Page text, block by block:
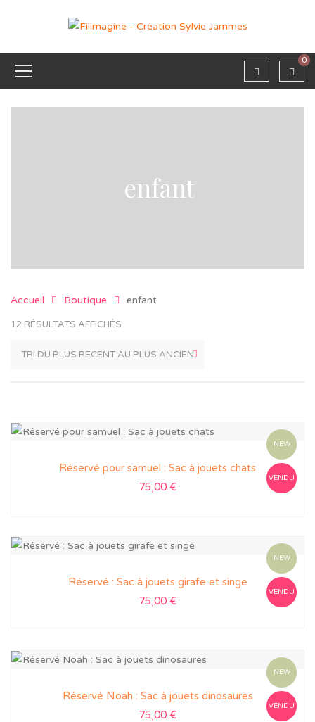
0
enfant
Accueil Boutique enfant
12 RÉSULTATS AFFICHÉS
NEW
VENDU
Réservé pour samuel : Sac à jouets chats
75,00 €
NEW
VENDU
Réservé : Sac à jouets girafe et singe
75,00 €
NEW
VENDU
Réservé Noah : Sac à jouets dinosaures
75,00 €